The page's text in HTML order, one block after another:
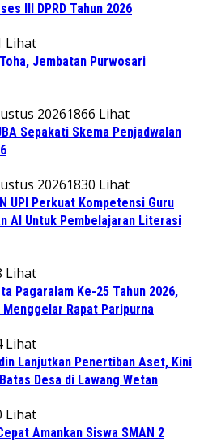
III DPRD Tahun 2026
Lihat
Jembatan Purwosari
20261866 Lihat
Sepakati Skema Penjadwalan
20261830 Lihat
UPI Perkuat Kompetensi Guru
AI Untuk Pembelajaran Literasi
Lihat
Pagaralam Ke-25 Tahun 2026,
Menggelar Rapat Paripurna
Lihat
Lanjutkan Penertiban Aset, Kini
Desa di Lawang Wetan
Lihat
Amankan Siswa SMAN 2